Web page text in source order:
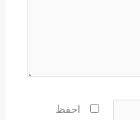
احفظ